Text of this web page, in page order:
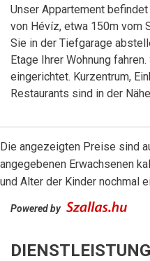
Unser Appartement
von Hévíz, etwa 150m vom
Sie in der Tiefgarage
Etage Ihrer Wohnung
eingerichtet. Kurzentrum,
Restaurants sind in der
Die angezeigten Preise sind
angegebenen Erwachsenen
und Alter der Kinder nochmal
Powered by